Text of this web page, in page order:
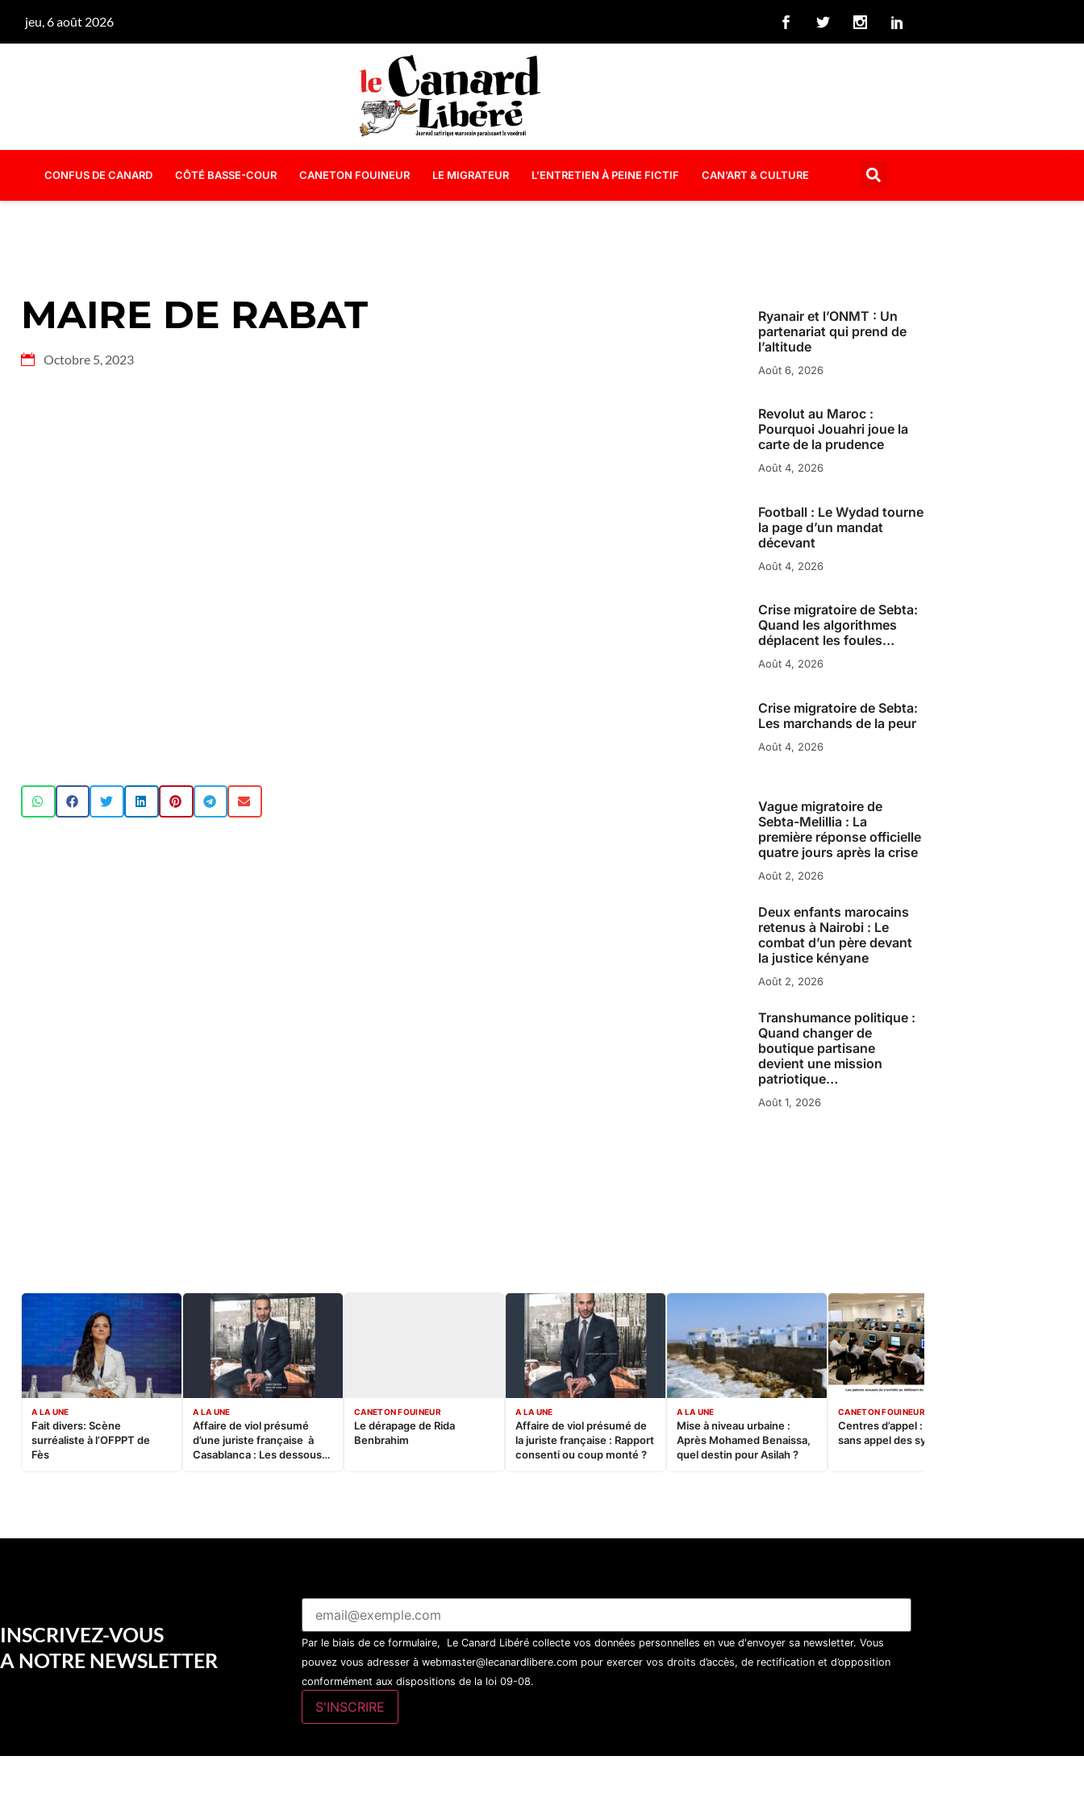
jeu, 6 août 2026
CONFUS DE CANARD CÔTÉ BASSE-COUR CANETON FOUINEUR LE MIGRATEUR L’ENTRETIEN À PEINE FICTIF CAN’ART & CULTURE
MAIRE DE RABAT
Octobre 5, 2023
Ryanair et l’ONMT : Un
partenariat qui prend de
l’altitude
Août 6, 2026
Revolut au Maroc :
Pourquoi Jouahri joue la
carte de la prudence
Août 4, 2026
Football : Le Wydad tourne
la page d’un mandat
décevant
Août 4, 2026
Crise migratoire de Sebta:
Quand les algorithmes
déplacent les foules…
Août 4, 2026
Crise migratoire de Sebta:
Les marchands de la peur
Août 4, 2026
Vague migratoire de
Sebta-Melillia : La
première réponse officielle
quatre jours après la crise
Août 2, 2026
Deux enfants marocains
retenus à Nairobi : Le
combat d’un père devant
la justice kényane
Août 2, 2026
Transhumance politique :
Quand changer de
boutique partisane
devient une mission
patriotique…
Août 1, 2026
A LA UNE
Fait divers: Scène
surréaliste à l’OFPPT de
Fès
A LA UNE
Affaire de viol présumé
d’une juriste française à
Casablanca : Les dessous
CANETON FOUINEUR
Le dérapage de Rida
Benbrahim
A LA UNE
Affaire de viol présumé de
la juriste française : Rapport
consenti ou coup monté ?
A LA UNE
Mise à niveau urbaine :
Après Mohamed Benaissa,
quel destin pour Asilah ?
CANETON FOUINEUR
Centres d’appel : Le constat
sans appel des syndicats
INSCRIVEZ-VOUS
A NOTRE NEWSLETTER
Par le biais de ce formulaire, Le Canard Libéré collecte vos données personnelles en vue d'envoyer sa newsletter. Vous
pouvez vous adresser à webmaster@lecanardlibere.com pour exercer vos droits d’accès, de rectification et d’opposition
conformément aux dispositions de la loi 09-08.